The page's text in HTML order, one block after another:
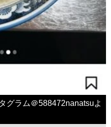
グラム＠588472nanatsuよ